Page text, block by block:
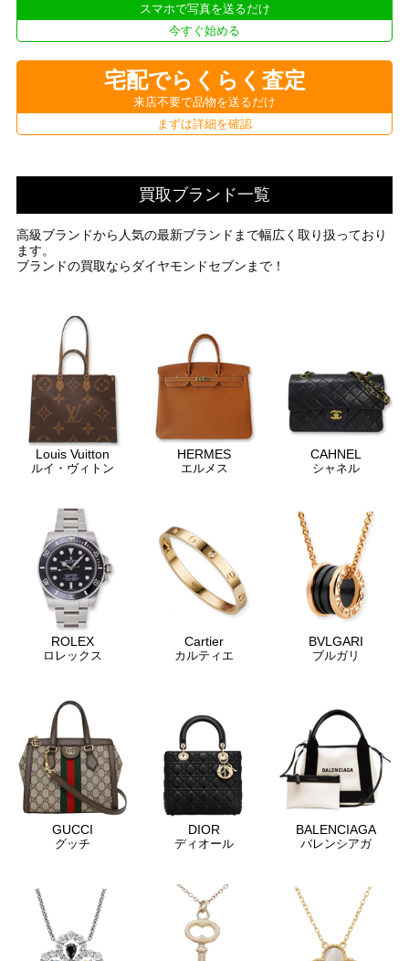
スマホで写真を送るだけ
今すぐ始める
宅配でらくらく査定
来店不要で品物を送るだけ
まずは詳細を確認
買取ブランド一覧
高級ブランドから人気の最新ブランドまで幅広く取り扱っており
ます。
ブランドの買取ならダイヤモンドセブンまで！
Louis Vuitton
ルイ・ヴィトン
HERMES
エルメス
CAHNEL
シャネル
ROLEX
ロレックス
Cartier
カルティエ
BVLGARI
ブルガリ
GUCCI
グッチ
DIOR
ディオール
BALENCIAGA
バレンシアガ